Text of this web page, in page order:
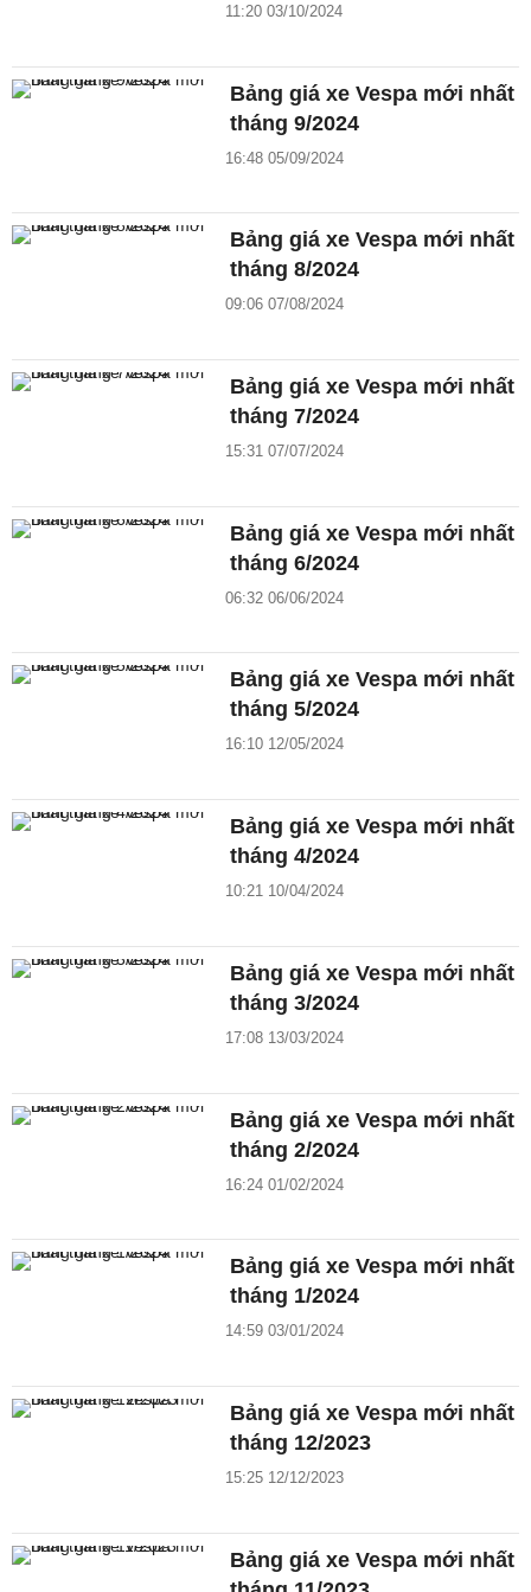
11:20 03/10/2024
Bảng giá xe Vespa mới nhất
tháng 9/2024
16:48 05/09/2024
Bảng giá xe Vespa mới nhất
tháng 8/2024
09:06 07/08/2024
Bảng giá xe Vespa mới nhất
tháng 7/2024
15:31 07/07/2024
Bảng giá xe Vespa mới nhất
tháng 6/2024
06:32 06/06/2024
Bảng giá xe Vespa mới nhất
tháng 5/2024
16:10 12/05/2024
Bảng giá xe Vespa mới nhất
tháng 4/2024
10:21 10/04/2024
Bảng giá xe Vespa mới nhất
tháng 3/2024
17:08 13/03/2024
Bảng giá xe Vespa mới nhất
tháng 2/2024
16:24 01/02/2024
Bảng giá xe Vespa mới nhất
tháng 1/2024
14:59 03/01/2024
Bảng giá xe Vespa mới nhất
tháng 12/2023
15:25 12/12/2023
Bảng giá xe Vespa mới nhất